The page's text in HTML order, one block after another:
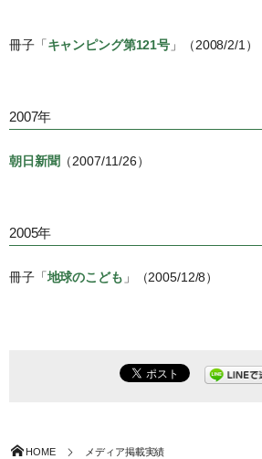
冊子「キャンピング第121号 」（2008/2/1）
2007年
朝日新聞 （2007/11/26）
2005年
冊子「地球のこども 」（2005/12/8）
HOME メディア掲載実績